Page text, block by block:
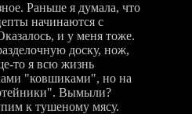
Раньше я думала, что
начинаются с
и у меня тоже.
доску, нож,
то я всю жизнь
"ковшиками", но на
Вымыли?
к тушеному мясу.